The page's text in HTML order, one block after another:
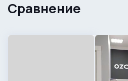
Сравнение